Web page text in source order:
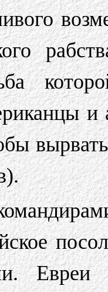
и
Евреи